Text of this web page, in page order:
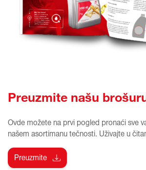
Preuzmite našu
Ovde možete na prvi pogled pronaći sve
našem asortimanu tečnosti. Uživajte u
Preuzmite